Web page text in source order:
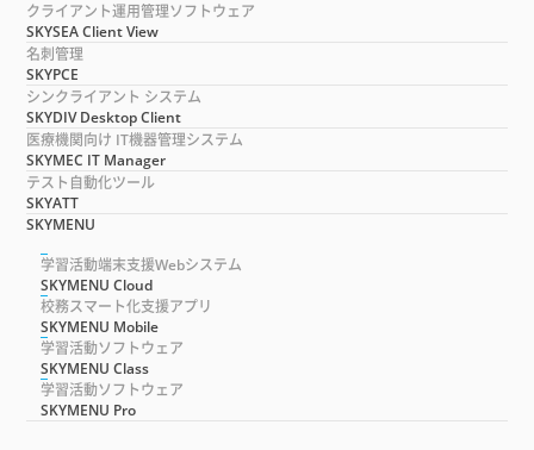
クライアント運用管理ソフトウェア
SKYSEA Client View
名刺管理
SKYPCE
シンクライアント システム
SKYDIV Desktop Client
医療機関向け IT機器管理システム
SKYMEC IT Manager
テスト自動化ツール
SKYATT
SKYMENU
学習活動端末支援Webシステム
SKYMENU Cloud
校務スマート化支援アプリ
SKYMENU Mobile
学習活動ソフトウェア
SKYMENU Class
学習活動ソフトウェア
SKYMENU Pro